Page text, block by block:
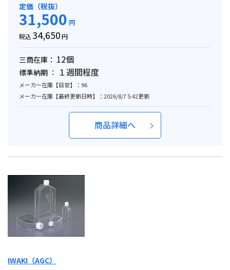
定価（税抜）
31,500 円
税込 34,650円
三商在庫： 12個
標準納期 ： １週間程度
メーカー在庫【目安】：96
メーカー在庫【最終更新日時】：2026/8/7 5:42更新
商品詳細へ
IWAKI（AGC）